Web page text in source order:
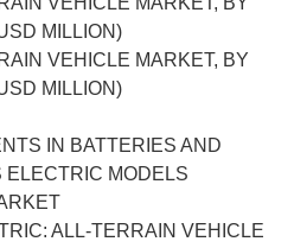
MILLION)
VEHICLE MARKET, BY
MILLION)
IN BATTERIES AND
ELECTRIC MODELS
ALL-TERRAIN VEHICLE